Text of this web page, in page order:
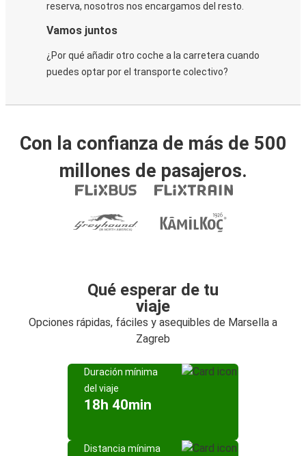
reserva, nosotros nos encargamos del resto.
Vamos juntos
¿Por qué añadir otro coche a la carretera cuando
puedes optar por el transporte colectivo?
Con la confianza de más de 500
millones de pasajeros.
Qué esperar de tu
viaje
Opciones rápidas, fáciles y asequibles de Marsella a
Zagreb
Duración mínima
del viaje
18h 40min
Distancia mínima